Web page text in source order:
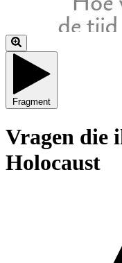
Fragment
Vragen die
Holocaust